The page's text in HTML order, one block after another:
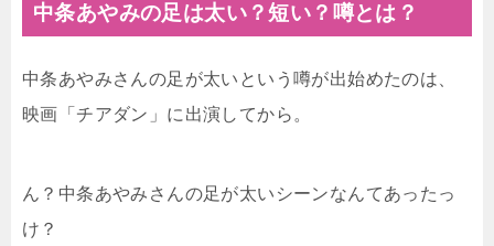
中条あやみの足は太い？短い？噂とは？
中条あやみさんの足が太いという噂が出始めたのは、
映画「チアダン」に出演してから。
ん？中条あやみさんの足が太いシーンなんてあったっ
け？